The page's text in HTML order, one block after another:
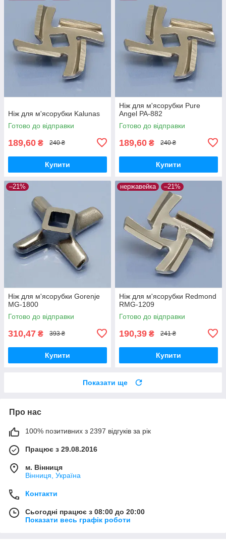
Ніж для м'ясорубки Kalunas
Готово до відправки
189,60 ₴ 240 ₴
Купити
Ніж для м'ясорубки Pure
Angel PA-882
Готово до відправки
189,60 ₴ 240 ₴
Купити
–21%
Ніж для м'ясорубки Gorenje
MG-1800
Готово до відправки
310,47 ₴ 393 ₴
Купити
нержавейка –21%
Ніж для м'ясорубки Redmond
RMG-1209
Готово до відправки
190,39 ₴ 241 ₴
Купити
Показати ще
Про нас
100% позитивних з 2397 відгуків за рік
Працює з 29.08.2016
м. Вінниця
Вінниця, Україна
Контакти
Сьогодні працює з 08:00 до 20:00
Показати весь графік роботи